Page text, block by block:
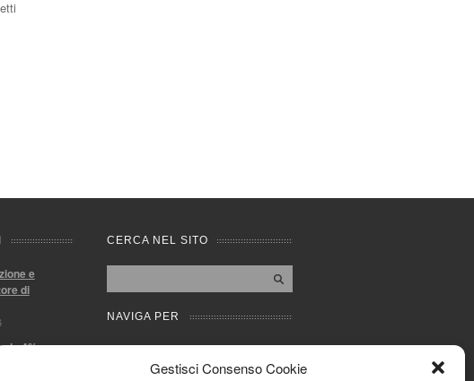
Gestisci Consenso Cookie
e
di
4%,
CERCA NEL SITO
NAVIGA PER
Mappa completa
Mappa categorie